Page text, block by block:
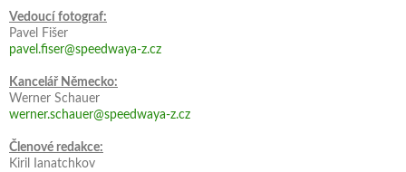
Vedoucí fotograf:
Pavel Fišer
pavel.fiser@speedwaya-z.cz
Kancelář Německo:
Werner Schauer
werner.schauer@speedwaya-z.cz
Členové redakce:
Kiril Ianatchkov